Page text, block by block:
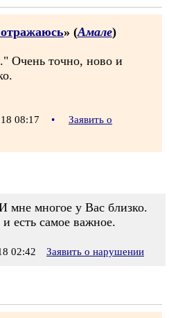
» (Амале)
Очень точно, ново и
08:17 •
Заявить о
мне многое у Вас близко.
есть самое важное.
02:42 Заявить о нарушении